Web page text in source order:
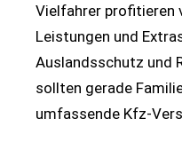
Vielfahrer profitieren
Leistungen und
Auslandsschutz und
sollten gerade
umfassende Kfz-